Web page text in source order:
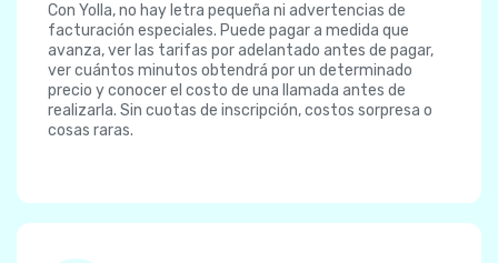
Con Yolla, no hay letra pequeña ni advertencias de
facturación especiales. Puede pagar a medida que
avanza, ver las tarifas por adelantado antes de pagar,
ver cuántos minutos obtendrá por un determinado
precio y conocer el costo de una llamada antes de
realizarla. Sin cuotas de inscripción, costos sorpresa o
cosas raras.